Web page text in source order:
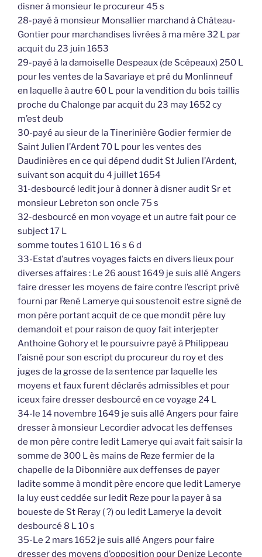
disner à monsieur le procureur 45 s
28-payé à monsieur Monsallier marchand à Château-
Gontier pour marchandises livrées à ma mère 32 L par
acquit du 23 juin 1653
29-payé à la damoiselle Despeaux (de Scépeaux) 250 L
pour les ventes de la Savariaye et pré du Monlinneuf
en laquelle à autre 60 L pour la vendition du bois taillis
proche du Chalonge par acquit du 23 may 1652 cy
m’est deub
30-payé au sieur de la Tinerinière Godier fermier de
Saint Julien l’Ardent 70 L pour les ventes des
Daudinières en ce qui dépend dudit St Julien l’Ardent,
suivant son acquit du 4 juillet 1654
31-desbourcé ledit jour à donner à disner audit Sr et
monsieur Lebreton son oncle 75 s
32-desbourcé en mon voyage et un autre fait pour ce
subject 17 L
somme toutes 1 610 L 16 s 6 d
33-Estat d’autres voyages faicts en divers lieux pour
diverses affaires : Le 26 aoust 1649 je suis allé Angers
faire dresser les moyens de faire contre l’escript privé
fourni par René Lamerye qui soustenoit estre signé de
mon père portant acquit de ce que mondit père luy
demandoit et pour raison de quoy fait interjepter
Anthoine Gohory et le poursuivre payé à Philippeau
l’aisné pour son escript du procureur du roy et des
juges de la grosse de la sentence par laquelle les
moyens et faux furent déclarés admissibles et pour
iceux faire dresser desbourcé en ce voyage 24 L
34-le 14 novembre 1649 je suis allé Angers pour faire
dresser à monsieur Lecordier advocat les deffenses
de mon père contre ledit Lamerye qui avait fait saisir la
somme de 300 L ès mains de Reze fermier de la
chapelle de la Dibonnière aux deffenses de payer
ladite somme à mondit père encore que ledit Lamerye
la luy eust ceddée sur ledit Reze pour la payer à sa
boueste de St Reray ( ?) ou ledit Lamerye la devoit
desbourcé 8 L 10 s
35-Le 2 mars 1652 je suis allé Angers pour faire
dresser des moyens d’opposition pour Denize Leconte